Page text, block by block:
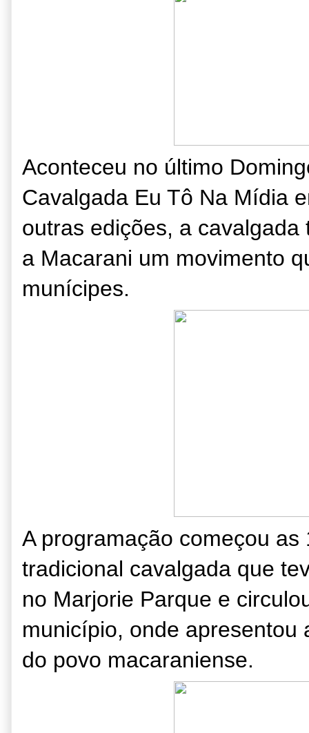
Aconteceu no último
Cavalgada Eu Tô Na Mídia
outras edições, a
a Macarani um movimento
munícipes.
A programação começou
tradicional cavalgada que
no Marjorie Parque e
município, onde apresentou
do povo macaraniense.